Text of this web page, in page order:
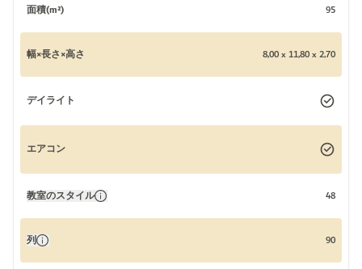
面積(m²) 95
幅×長さ×高さ 8,00 x 11,80 x 2,70
デイライト
エアコン
教室のスタイル 48
列 90